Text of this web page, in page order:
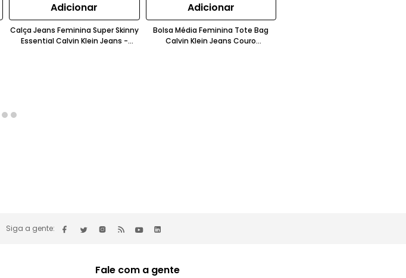
Adicionar
Calça Jeans Feminina Super Skinny
Essential Calvin Klein Jeans -
Adicionar
Bolsa Média Feminina Tote Bag
Calvin Klein Jeans Couro
Siga a gente:
Fale com a gente